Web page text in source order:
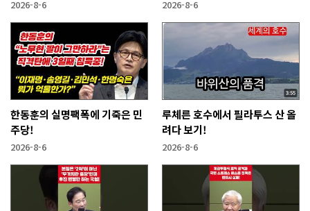
2026-8-6 2026-8-6
한동훈의 실명팩폭에 기죽은 민
주당!
2026-8-6
루체른 호수에서 필라투스 산 올
려다 보기!
2026-8-6